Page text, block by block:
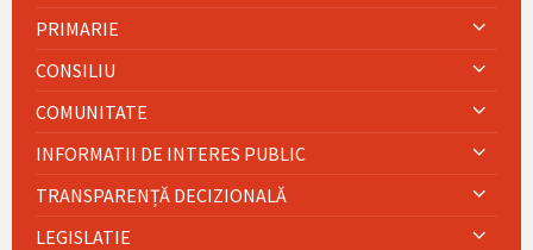
PRIMARIE
CONSILIU
COMUNITATE
INFORMATII DE INTERES PUBLIC
TRANSPARENȚĂ DECIZIONALĂ
LEGISLATIE